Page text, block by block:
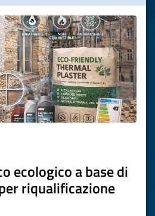
ecologico a base di
riqualificazione